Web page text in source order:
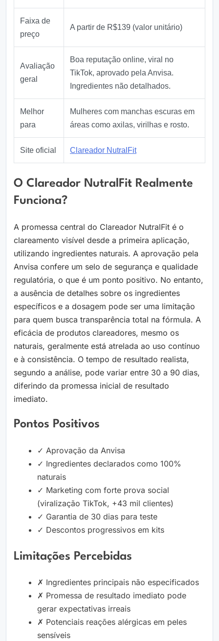
Faixa de
preço
A partir de R$139 (valor unitário)
Avaliação
geral
Boa reputação online, viral no
TikTok, aprovado pela Anvisa.
Ingredientes não detalhados.
Melhor
para
Mulheres com manchas escuras em
áreas como axilas, virilhas e rosto.
Site oficial Clareador NutralFit
O Clareador NutralFit Realmente
Funciona?
A promessa central do Clareador NutralFit é o
clareamento visível desde a primeira aplicação,
utilizando ingredientes naturais. A aprovação pela
Anvisa confere um selo de segurança e qualidade
regulatória, o que é um ponto positivo. No entanto,
a ausência de detalhes sobre os ingredientes
específicos e a dosagem pode ser uma limitação
para quem busca transparência total na fórmula. A
eficácia de produtos clareadores, mesmo os
naturais, geralmente está atrelada ao uso contínuo
e à consistência. O tempo de resultado realista,
segundo a análise, pode variar entre 30 a 90 dias,
diferindo da promessa inicial de resultado
imediato.
Pontos Positivos
✓ Aprovação da Anvisa
✓ Ingredientes declarados como 100%
naturais
✓ Marketing com forte prova social
(viralização TikTok, +43 mil clientes)
✓ Garantia de 30 dias para teste
✓ Descontos progressivos em kits
Limitações Percebidas
✗ Ingredientes principais não especificados
✗ Promessa de resultado imediato pode
gerar expectativas irreais
✗ Potenciais reações alérgicas em peles
sensíveis